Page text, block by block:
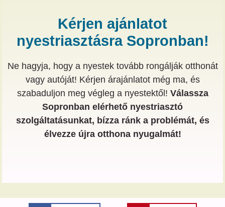
Kérjen ajánlatot
nyestriasztásra Sopronban!
Ne hagyja, hogy a nyestek tovább rongálják otthonát
vagy autóját! Kérjen árajánlatot még ma, és
szabaduljon meg végleg a nyestektől! Válassza
Sopronban elérhető nyestriasztó
szolgáltatásunkat, bízza ránk a problémát, és
élvezze újra otthona nyugalmát!